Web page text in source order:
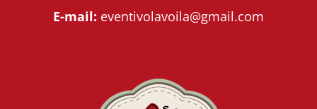
E-mail: eventivolavoila@gmail.com